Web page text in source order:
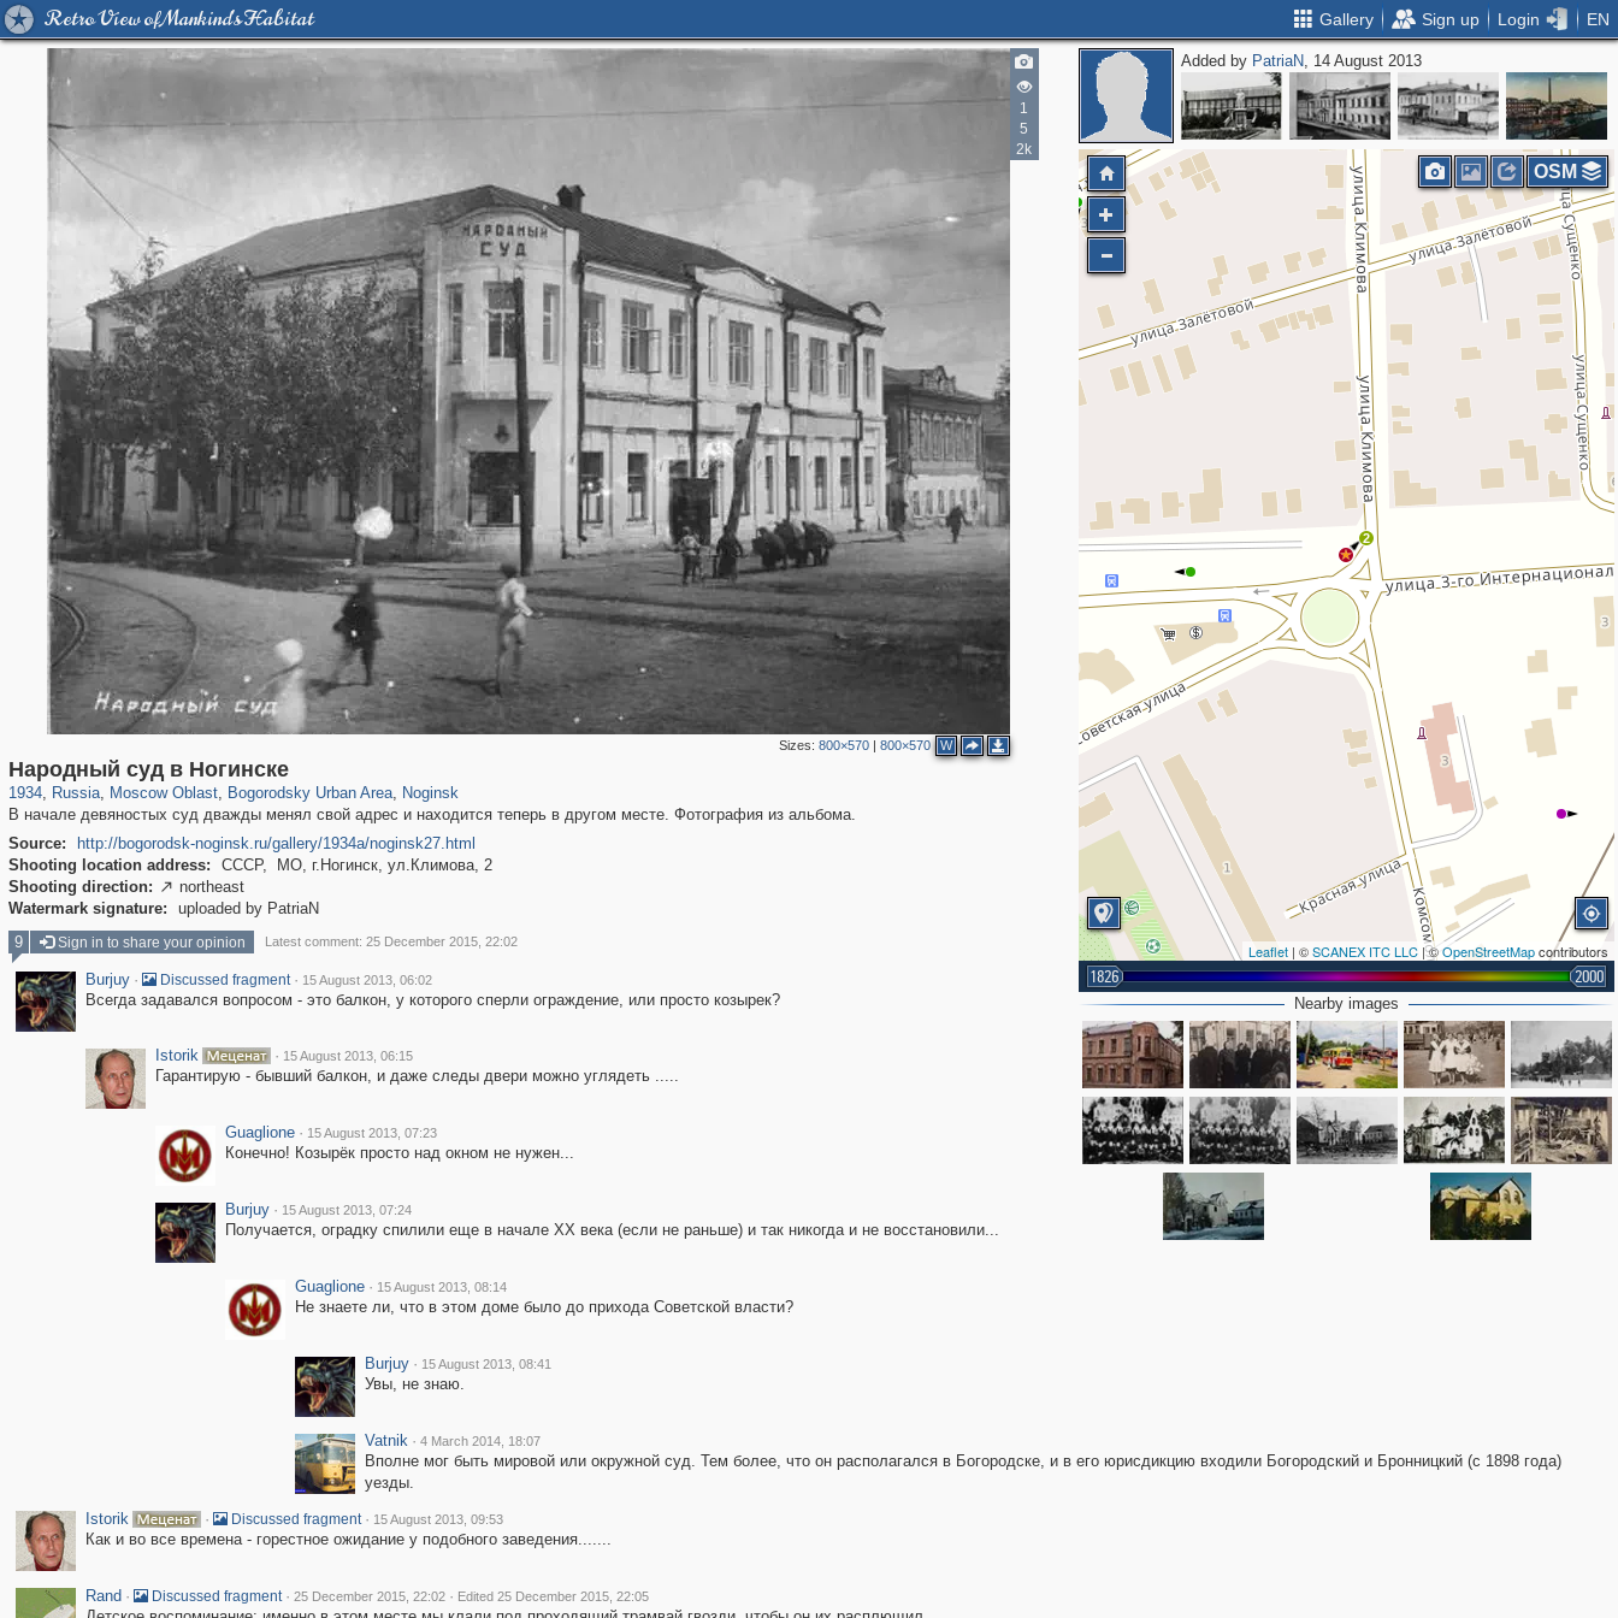
Retro View of Mankind's Habitat Gallery Sign up Login EN
1
5
2k
Sizes: 800×570| 800×570 W
Народный суд в Ногинске
1934, Russia
1,406,686 29,243
, Moscow Oblast
96,407 1,691
, Bogorodsky Urban Area
1,629
, Noginsk
В начале девяностых суд дважды менял свой адрес и находится теперь в другом месте. Фотография из альбома.
Source:
http://bogorodsk-noginsk.ru/gallery/1934a/noginsk27.html
Shooting location address:
СССР, МО, г.Ногинск, ул.Климова, 2
Shooting direction:  northeast
Watermark signature:
uploaded by PatriaN
Added by PatriaN, 14 August 2013
2
Leaflet | ©SCANEX ITC LLC | ©OpenStreetMapcontributors
1826 2000
OSM
Nearby images
9 Sign in to share your opinion Latest comment: 25 December 2015, 22:02
Burjuy · Discussed fragment · 15 August 2013, 06:02
Всегда задавался вопросом - это балкон, у которого сперли ограждение, или просто козырек?
Istorik · 15 August 2013, 06:15
Гарантирую - бывший балкон, и даже следы двери можно углядеть .....
Guaglione · 15 August 2013, 07:23
Конечно! Козырёк просто над окном не нужен...
Burjuy · 15 August 2013, 07:24
Получается, оградку спилили еще в начале ХХ века (если не раньше) и так никогда и не восстановили...
Guaglione · 15 August 2013, 08:14
Не знаете ли, что в этом доме было до прихода Советской власти?
Burjuy · 15 August 2013, 08:41
Увы, не знаю.
Vatnik · 4 March 2014, 18:07
Вполне мог быть мировой или окружной суд. Тем более, что он располагался в Богородске, и в его юрисдикцию входили Богородский и Бронницкий (с 1898 года)
уезды.
Istorik
· Discussed fragment · 15 August 2013, 09:53
Как и во все времена - горестное ожидание у подобного заведения.......
Rand · Discussed fragment · 25 December 2015, 22:02 · Edited 25 December 2015, 22:05